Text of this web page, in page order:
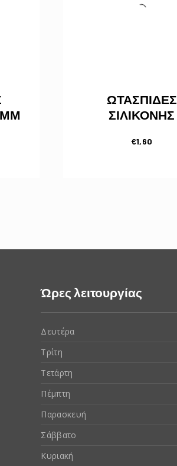
ΩΤΑΣΠΙΔΕΣ
ΣΙΛΙΚΟΝΗΣ
€1,60
Ώρες λειτουργίας
Δευτέρα
Τρίτη
Τετάρτη
Πέμπτη
Παρασκευή
Σάββατο
Κυριακή